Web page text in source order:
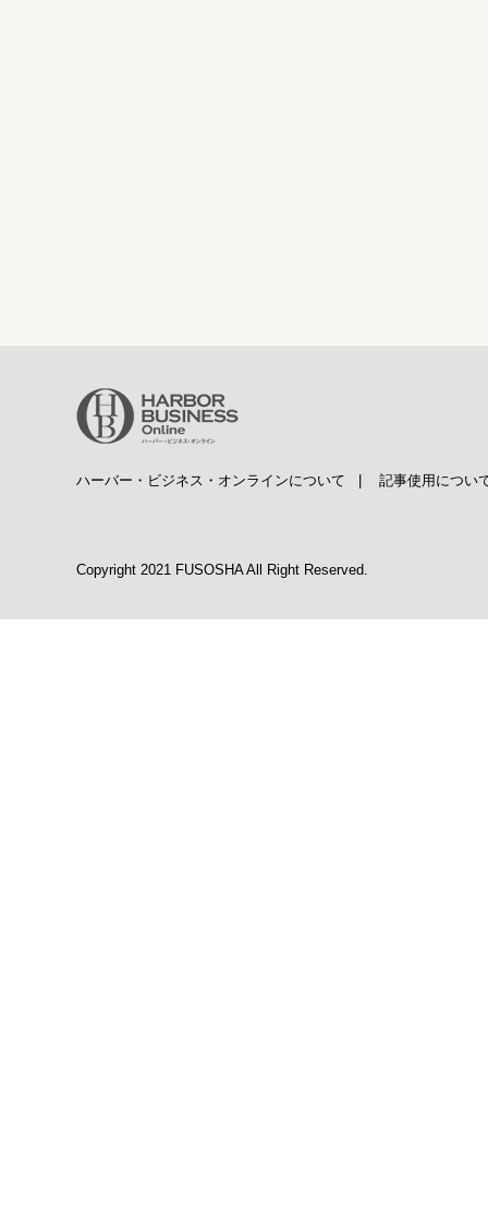
ハーバー・ビジネス・オンラインについて | 記事使用につい
Copyright 2021 FUSOSHA All Right Reserved.